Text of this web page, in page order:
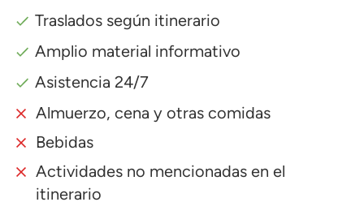
Traslados según itinerario
Amplio material informativo
Asistencia 24/7
Almuerzo, cena y otras comidas
Bebidas
Actividades no mencionadas en el
itinerario